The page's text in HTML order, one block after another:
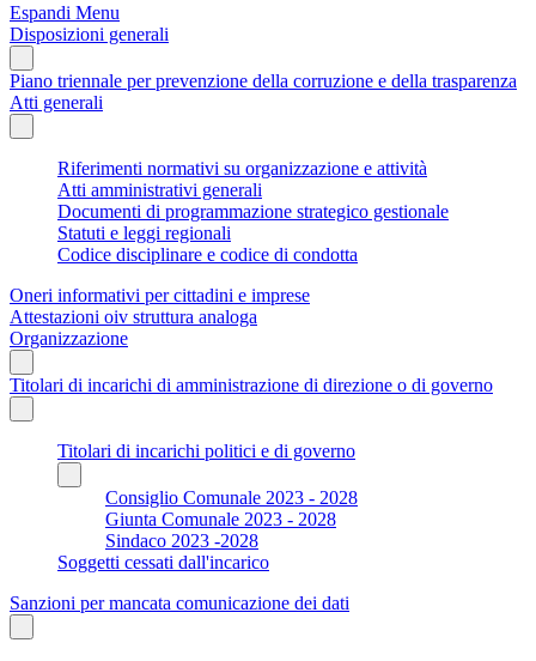
Espandi Menu
Disposizioni generali
Piano triennale per prevenzione della corruzione e della trasparenza
Atti generali
Riferimenti normativi su organizzazione e attività
Atti amministrativi generali
Documenti di programmazione strategico gestionale
Statuti e leggi regionali
Codice disciplinare e codice di condotta
Oneri informativi per cittadini e imprese
Attestazioni oiv struttura analoga
Organizzazione
Titolari di incarichi di amministrazione di direzione o di governo
Titolari di incarichi politici e di governo
Consiglio Comunale 2023 - 2028
Giunta Comunale 2023 - 2028
Sindaco 2023 -2028
Soggetti cessati dall'incarico
Sanzioni per mancata comunicazione dei dati